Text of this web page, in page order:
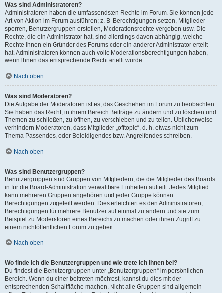
Was sind Administratoren?
Administratoren haben die umfassendsten Rechte im Forum. Sie können jede
Art von Aktion im Forum ausführen; z. B. Berechtigungen setzen, Mitglieder
sperren, Benutzergruppen erstellen, Moderationsrechte vergeben usw. Die
Rechte, die ein Administrator hat, sind allerdings davon abhängig, welche
Rechte ihnen ein Gründer des Forums oder ein anderer Administrator erteilt
hat. Administratoren können auch volle Moderationsberechtigungen haben,
wenn ihnen das entsprechende Recht erteilt wurde.
Nach oben
Was sind Moderatoren?
Die Aufgabe der Moderatoren ist es, das Geschehen im Forum zu beobachten.
Sie haben das Recht, in ihrem Bereich Beiträge zu ändern und zu löschen und
Themen zu schließen, zu öffnen, zu verschieben und zu teilen. Üblicherweise
verhindern Moderatoren, dass Mitglieder „offtopic“, d. h. etwas nicht zum
Thema Passendes, oder Beleidigendes bzw. Angreifendes schreiben.
Nach oben
Was sind Benutzergruppen?
Benutzergruppen sind Gruppen von Mitgliedern, die die Mitglieder des Boards
in für die Board-Administration verwaltbare Einheiten aufteilt. Jedes Mitglied
kann mehreren Gruppen angehören und jeder Gruppe können
Berechtigungen zugeteilt werden. Dies erleichtert es den Administratoren,
Berechtigungen für mehrere Benutzer auf einmal zu ändern und sie zum
Beispiel zu Moderatoren eines Bereichs zu machen oder ihnen Zugriff zu
einem nichtöffentlichen Forum zu geben.
Nach oben
Wo finde ich die Benutzergruppen und wie trete ich ihnen bei?
Du findest die Benutzergruppen unter „Benutzergruppen“ im persönlichen
Bereich. Wenn du einer beitreten möchtest, kannst du dies mit der
entsprechenden Schaltfläche machen. Nicht alle Gruppen sind allgemein